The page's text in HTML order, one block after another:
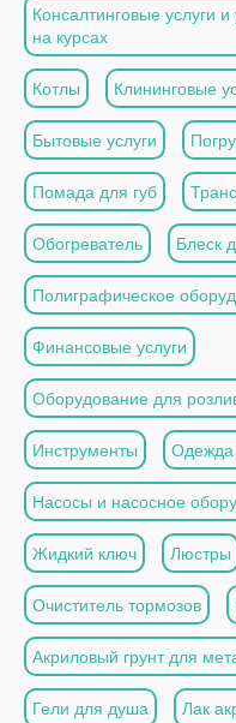
Консалтинговые услуги
на курсах
Котлы Клининговые
Бытовые услуги
Помада для губ
Обогреватель Блеск
Полиграфическое
Финансовые услуги
Оборудование для
Инструменты
Насосы и насосное
Жидкий ключ Люстры
Очиститель тормозов
Акриловый грунт для
Гели для душа Лак